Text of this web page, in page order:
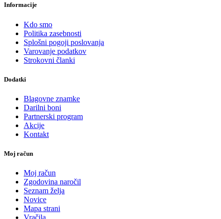
Informacije
Kdo smo
Politika zasebnosti
Splošni pogoji poslovanja
Varovanje podatkov
Strokovni članki
Dodatki
Blagovne znamke
Darilni boni
Partnerski program
Akcije
Kontakt
Moj račun
Moj račun
Zgodovina naročil
Seznam želja
Novice
Mapa strani